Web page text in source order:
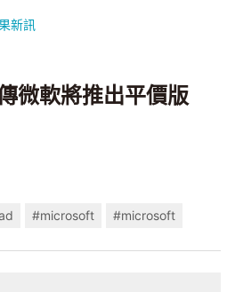
新訊
推出平價版Surface平板!
微軟將推出平價版
#microsoft #microsoft